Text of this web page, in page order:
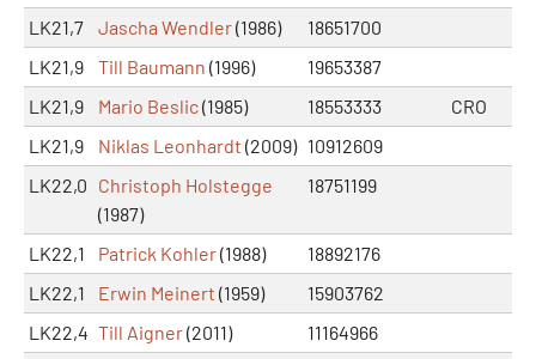
LK21,7
Jascha Wendler(1986)
18651700
LK21,9
Till Baumann (1996)
19653387
LK21,9
Mario Beslic(1985) 18553333
CRO
LK21,9
Niklas Leonhardt (2009) 10912609
LK22,0 Christoph Holstegge
(1987)
18751199
LK22,1 Patrick Kohler(1988)
18892176
LK22,1
Erwin Meinert (1959)
15903762
LK22,4 Till Aigner(2011)
11164966